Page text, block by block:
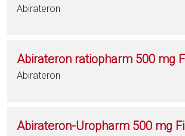
Abirateron
Abirateron ratiopharm 500 mg
Abirateron
Abirateron-Uropharm 500 mg